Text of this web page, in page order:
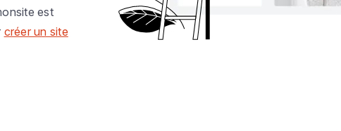
est
créer un site